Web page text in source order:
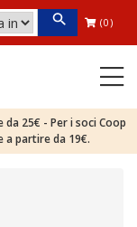
(0)
25€ - Per i soci Coop
partire da 19€.